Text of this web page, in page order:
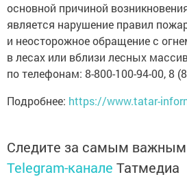
основной причиной
является нарушение правил
и неосторожное обращение с
в лесах или вблизи лесных
по телефонам: 8-800-100-94-00, 8
Подробнее: https://www.tatar-
Следите за самым
Telegram-канале Татмедиа